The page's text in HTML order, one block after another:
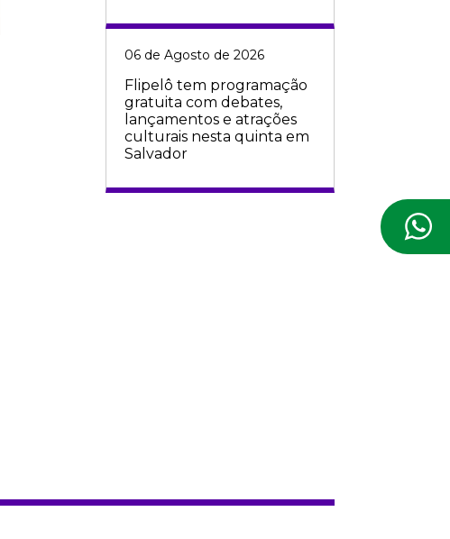
06 de Agosto de 2026
Flipelô tem programação
gratuita com debates,
lançamentos e atrações
culturais nesta quinta em
Salvador